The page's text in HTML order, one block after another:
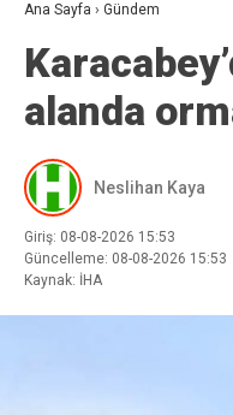
Ana Sayfa › Gündem
alanda
Neslihan Kaya
Giriş: 08-08-2026 15:53
Güncelleme: 08-08-2026 15:53
Kaynak: İHA